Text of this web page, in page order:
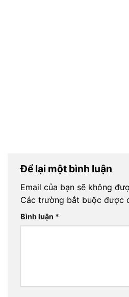
Để lại một bình luận
Email của bạn sẽ không
Các trường bắt buộc được
Bình luận *